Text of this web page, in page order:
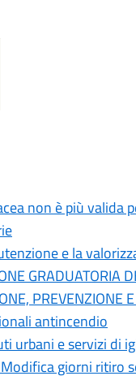
non è più valida
e la
GRADUATORIA
PREVENZIONE
antincendio
urbani e servizi di
giorni ritiro